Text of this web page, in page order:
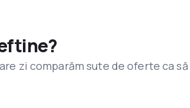
zi comparăm sute de oferte ca